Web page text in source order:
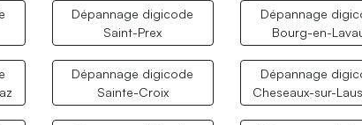
Dépannage digicode
Saint-Prex
Dépannage
Bourg-en-
Dépannage digicode
Sainte-Croix
Dépannage
Cheseaux-sur-